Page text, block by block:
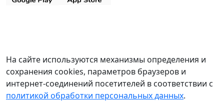
На сайте используются механизмы определения и
сохранения cookies, параметров браузеров и
интернет-соединений посетителей в соответствии с
политикой обработки персональных данных.